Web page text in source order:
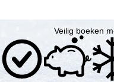
Veilig boeken